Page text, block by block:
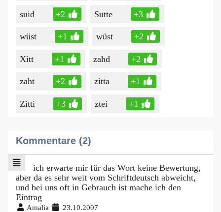
suid +2 Sutte +3
wüst +1 wüst +2
Xitt +1 zahd +2
zaht +2 zitta +1
Zitti +3 ztei +1
Kommentare (2)
ich erwarte mir für das Wort keine Bewertung,
aber da es sehr weit vom Schriftdeutsch abweicht,
und bei uns oft in Gebrauch ist mache ich den
Eintrag
Amalia 23.10.2007